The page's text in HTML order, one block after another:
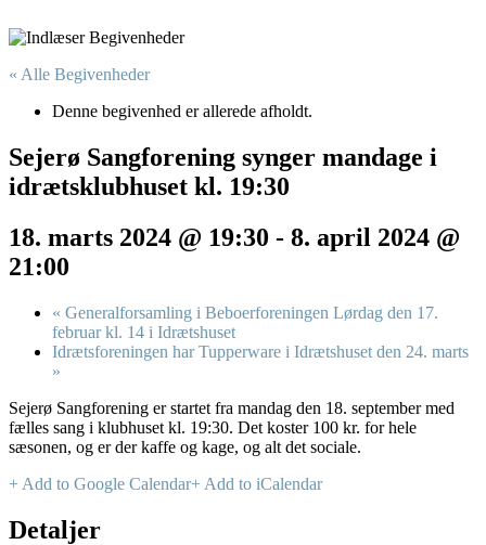
« Alle Begivenheder
Denne begivenhed er allerede afholdt.
Sejerø Sangforening synger mandage i
idrætsklubhuset kl. 19:30
18. marts 2024 @ 19:30 - 8. april 2024 @
21:00
« Generalforsamling i Beboerforeningen Lørdag den 17.
februar kl. 14 i Idrætshuset
Idrætsforeningen har Tupperware i Idrætshuset den 24. marts
»
Sejerø Sangforening er startet fra mandag den 18. september med
fælles sang i klubhuset kl. 19:30. Det koster 100 kr. for hele
sæsonen, og er der kaffe og kage, og alt det sociale.
+ Add to Google Calendar+ Add to iCalendar
Detaljer